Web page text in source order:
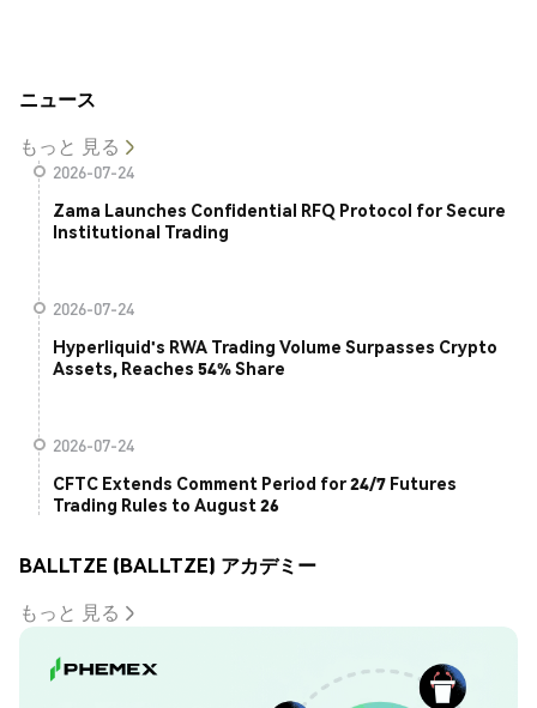
ニュース
もっと 見る
2026-07-24
Zama Launches Confidential RFQ Protocol for Secure
Institutional Trading
2026-07-24
Hyperliquid's RWA Trading Volume Surpasses Crypto
Assets, Reaches 54% Share
2026-07-24
CFTC Extends Comment Period for 24/7 Futures
Trading Rules to August 26
BALLTZE (BALLTZE) アカデミー
もっと 見る